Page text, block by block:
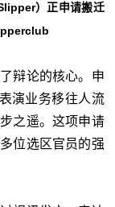
）正申请搬迁
辩论的核心。申
演业务移往人流
之遥。这项申请
位选区官员的强